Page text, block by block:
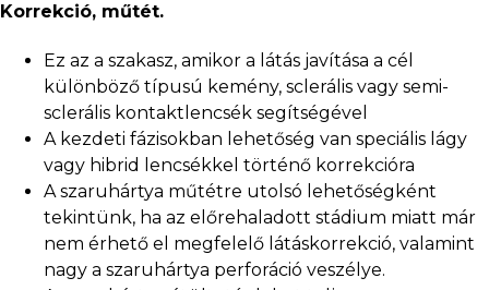
Korrekció, műtét.
Ez az a szakasz, amikor a látás javítása a cél
különböző típusú kemény, sclerális vagy semi-
sclerális kontaktlencsék segítségével
A kezdeti fázisokban lehetőség van speciális lágy
vagy hibrid lencsékkel történő korrekcióra
A szaruhártya műtétre utolsó lehetőségként
tekintünk, ha az előrehaladott stádium miatt már
nem érhető el megfelelő látáskorrekció, valamint
nagy a szaruhártya perforáció veszélye.